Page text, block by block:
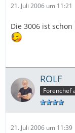
21. Juli 2006 um 11:21
Die 3006 ist
ROLF
Forenchef
21. Juli 2006 um 11:39